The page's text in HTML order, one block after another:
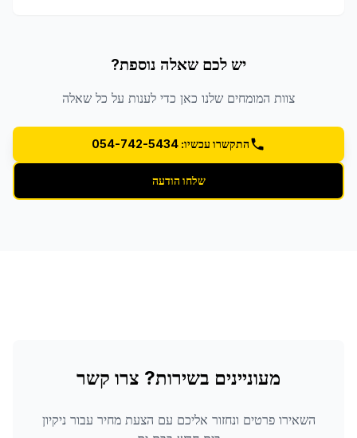
יש לכם שאלה נוספת?
צוות המומחים שלנו כאן כדי לענות על כל שאלה
התקשרו עכשיו: 054-742-5434
שלחו הודעה
מעוניינים בשירות? צרו קשר
השאירו פרטים ונחזור אליכם עם הצעת מחיר עבור ניקיון